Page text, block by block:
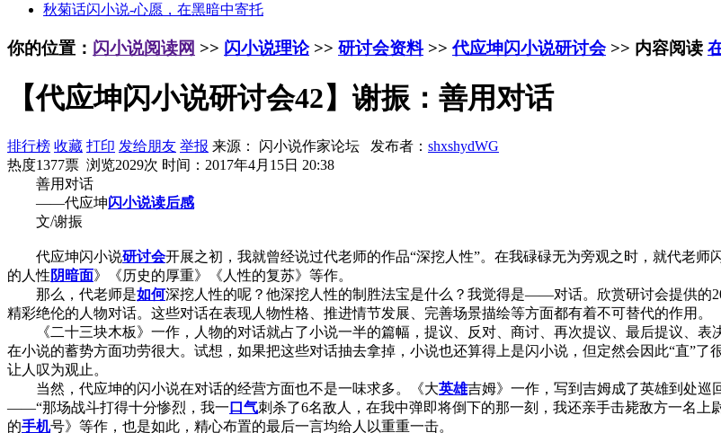
秋菊话闪小说-心愿，在黑暗中寄托
你的位置： 闪小说阅读网 >> 闪小说理论>> 研讨会资料>>代应坤闪小说研讨会>> 内容阅读
【代应坤闪小说研讨会42】谢振：善用对话
排行榜 收藏 打印 发给朋友 举报 来源： 闪小说作家论坛 发布者： shxshydWG
热度1377票 浏览2029次 时间：2017年4月15日 20:38
善用对话
——代应坤闪小说读后感
文/谢振
代应坤闪小说研讨会开展之初，我就曾经说过代老师的作品“深挖人性”。在我碌碌无为旁观之时，就代老
的人性 阴暗面》《历史的厚重》《人性的复苏》等作。
那么，代老师是如何深挖人性的呢？他深挖人性的制胜法宝是什么？我觉得是——对话。欣赏研讨会提供的
精彩绝伦的人物对话。这些对话在表现人物性格、推进情节发展、完善场景描绘等方面都有着不可替代的作用。
《二十三块木板》一作，人物的对话就占了小说一半的篇幅，提议、反对、商讨、再次提议、最后提议、表
在小说的蓄势方面功劳很大。试想，如果把这些对话抽去拿掉，小说也还算得上是闪小说，但定然会因此“直”
让人叹为观止。
当然，代应坤的闪小说在对话的经营方面也不是一味求多。《大英雄吉姆》一作，写到吉姆成了英雄到处巡
——“那场战斗打得十分惨烈，我一 口气刺杀了6名敌人，在我中弹即将倒下的那一刻，我还亲手击毙敌方一名
的手机号》等作，也是如此，精心布置的最后一言均给人以重重一击。